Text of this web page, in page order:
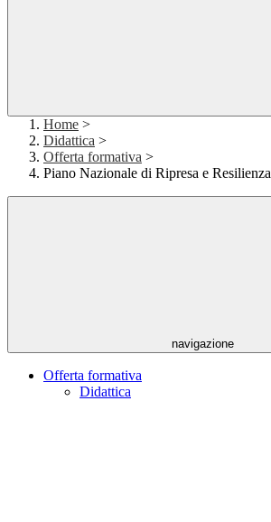
Home >
Didattica >
Offerta formativa >
Piano Nazionale di Ripresa e Resilienza
navigazione
Offerta formativa
Didattica